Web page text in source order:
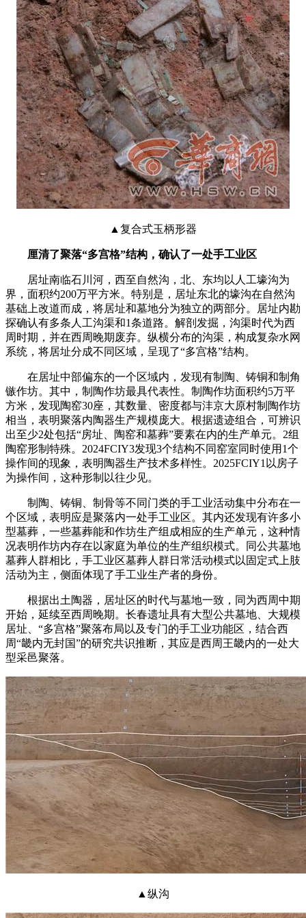
▲复合式玉柄形器
厘清了聚落“多宫格”结构，确认了一处手工业区
居址南临石川河，西至自然沟，北、东均以人工壕沟为
界，面积约200万平方米。特别是，居址东北的壕沟在自然沟
基础上改道而成，将居址和墓地分为独立的两部分。居址内勘
探确认有多条人工沟渠和1条道路。解剖发掘，沟渠时代为西
周时期，并在西周晚期废弃。纵横分布的沟渠，构成复杂水网
系统，将居址分成不同区域，呈现了“多宫格”结构。
在居址中部偏东的一个区域内，发现有制陶、铸铜和制角
镞作坊。其中，制陶作坊最具代表性。制陶作坊面积约5万平
方米，发现陶窑30座，其数量、密度都与沣京大原村制陶作坊
相当，表明聚落内陶器生产规模庞大。根据遗迹组合，可辨识
出至少2处包括“房址、陶窑和墓葬”要素在内的生产单元。2组
陶窑形制特殊。2024FCIY3发现3个结构不同窑室同时使用1个
操作间的现象，表明陶器生产技术多样性。2025FCIY1以房子
为操作间，这种形制以往少见。
制陶、铸铜、制骨等不同门类的手工业活动集中分布在一
个区域，表明应是聚落内一处手工业区。其内还发现有许多小
型墓葬，一些墓葬能和作坊生产组成相应的生产单元，这种情
况表明作坊内存在以家庭为单位的生产组织模式。同公共墓地
墓葬人群相比，手工业区墓葬人群日常活动模式以固定式上肢
活动为主，侧面体现了手工业生产者的身份。
根据出土陶器，居址区的时代与墓地一致，同为西周中期
开始，延续至西周晚期。长春遗址具有大型公共墓地、大规模
居址、“多宫格”聚落布局以及专门的手工业功能区，结合西
周“畿内无封国”的研究共识推断，其应是西周王畿内的一处大
型采邑聚落。
▲纵沟